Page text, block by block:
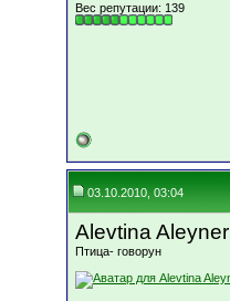
Вес репутации: 139
03.10.2010, 03:04
Alevtina Aleyner
Птица- говорун